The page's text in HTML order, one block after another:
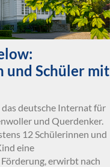
und Schüler mit
das deutsche Internat für
und Querdenker.
12 Schülerinnen und
eine
erwirbt nach